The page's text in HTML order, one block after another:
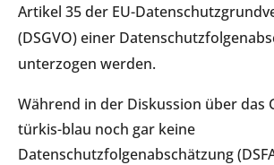
Artikel 35 der EU-
(DSGVO) einer
unterzogen werden.
Während in der Diskussion über das
türkis-blau noch gar keine
Datenschutzfolgenabschätzung